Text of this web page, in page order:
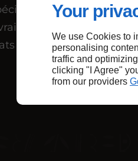
Your
We use Cookies to
personalising
traffic and
clicking "I Agree"
from our providers
françaises
de plats
à emporter